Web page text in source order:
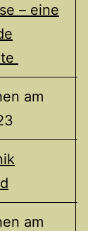
– eine
am
am